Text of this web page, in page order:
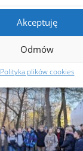
Akceptuję
Odmów
Polityka plików cookies